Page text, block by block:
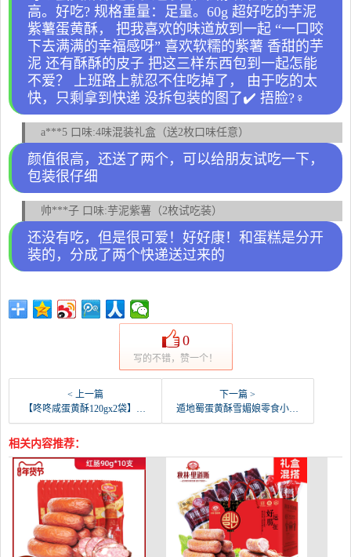
高。好吃? 规格重量：足量。60g 超好吃的芋泥
紫薯蛋黄酥， 把我喜欢的味道放到一起 “一口咬
下去满满的幸福感呀” 喜欢软糯的紫薯 香甜的芋
泥 还有酥酥的皮子 把这三样东西包到一起怎能
不爱？ 上班路上就忍不住吃掉了， 由于吃的太
快，只剩拿到快递 没拆包装的图了✔️ 捂脸?‍♀️
a***5 口味:4味混装礼盒（送2枚口味任意）
颜值很高，还送了两个，可以给朋友试吃一下，
包装很仔细
帅***子 口味:芋泥紫薯（2枚试吃装）
还没有吃，但是很可爱！好好康！和蛋糕是分开
装的，分成了两个快递送过来的
0
写的不错，赞一个！
< 上一篇
【咚咚咸蛋黄酥120gx2袋】曲奇方块酥手工糕点心-蛋黄酥(咚咚食品旗舰店仅售22.9元)
下一篇 >
遁地蜀蛋黄酥雪媚娘零食小吃网红早餐速食懒人食品55-蛋黄酥(遁地蜀旗舰店仅售98元)
相关内容推荐：